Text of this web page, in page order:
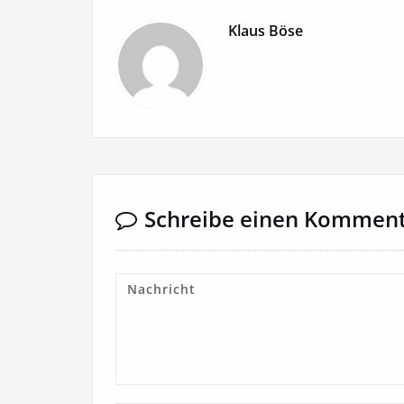
Klaus Böse
Schreibe einen